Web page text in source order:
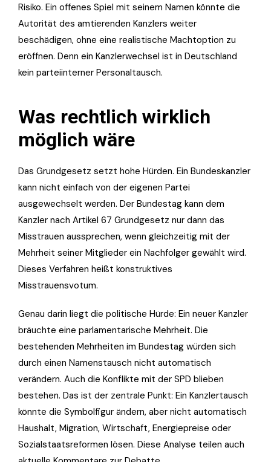
Risiko. Ein offenes Spiel mit seinem Namen könnte die
Autorität des amtierenden Kanzlers weiter
beschädigen, ohne eine realistische Machtoption zu
eröffnen. Denn ein Kanzlerwechsel ist in Deutschland
kein parteiinterner Personaltausch.
Was rechtlich wirklich
möglich wäre
Das Grundgesetz setzt hohe Hürden. Ein Bundeskanzler
kann nicht einfach von der eigenen Partei
ausgewechselt werden. Der Bundestag kann dem
Kanzler nach Artikel 67 Grundgesetz nur dann das
Misstrauen aussprechen, wenn gleichzeitig mit der
Mehrheit seiner Mitglieder ein Nachfolger gewählt wird.
Dieses Verfahren heißt konstruktives
Misstrauensvotum.
Genau darin liegt die politische Hürde: Ein neuer Kanzler
bräuchte eine parlamentarische Mehrheit. Die
bestehenden Mehrheiten im Bundestag würden sich
durch einen Namenstausch nicht automatisch
verändern. Auch die Konflikte mit der SPD blieben
bestehen. Das ist der zentrale Punkt: Ein Kanzlertausch
könnte die Symbolfigur ändern, aber nicht automatisch
Haushalt, Migration, Wirtschaft, Energiepreise oder
Sozialstaatsreformen lösen. Diese Analyse teilen auch